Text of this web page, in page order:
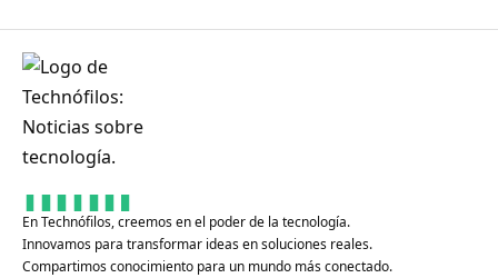
En Technófilos, creemos en el poder de la tecnología.
Innovamos para transformar ideas en soluciones reales.
Compartimos conocimiento para un mundo más conectado.